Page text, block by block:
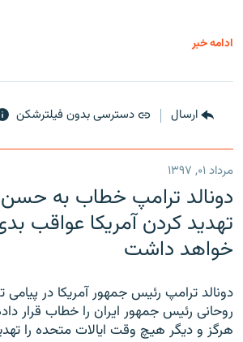
ادامه خبر
ارسال دسترسی بدون فیلترشکن
مرداد ۰۱, ۱۳۹۷
دونالد ترامپ خطاب به
تهدید کردن آمریکا عواقب
خواهد داشت
دونالد ترامپ رئیس جمهور آمریکا در
روحانی رئیس جمهور ایران را خطاب قرار
هرگز و دیگر هیچ وقت ایالات متحده را